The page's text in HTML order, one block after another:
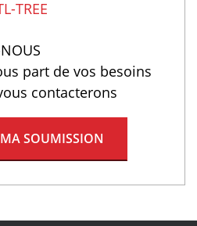
TREE
part de vos besoins
contacterons
SOUMISSION